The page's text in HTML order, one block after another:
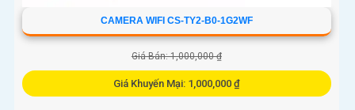
CAMERA WIFI CS-TY2-B0-1G2WF
Giá Bán: 1,000,000 ₫
Giá Khuyến Mại: 1,000,000 ₫